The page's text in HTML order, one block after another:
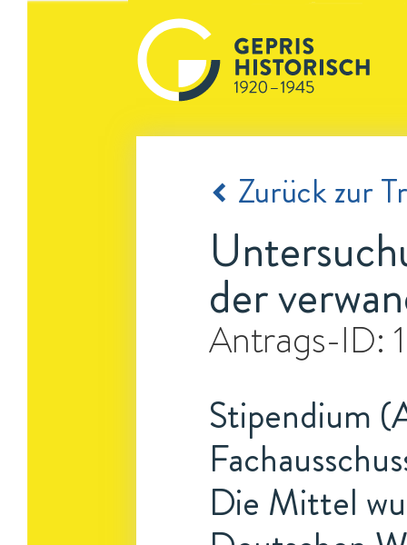
Zurück zur
der
Antrags-ID:
Stipendium
Die Mittel